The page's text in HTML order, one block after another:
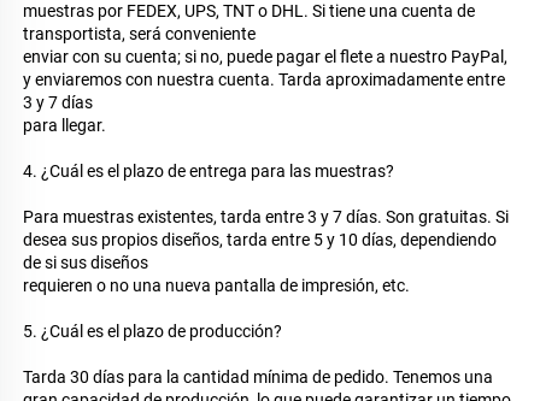
muestras por FEDEX, UPS, TNT o DHL. Si tiene una cuenta de
transportista, será conveniente
enviar con su cuenta; si no, puede pagar el flete a nuestro PayPal,
y enviaremos con nuestra cuenta. Tarda aproximadamente entre
3 y 7 días
para llegar.
4. ¿Cuál es el plazo de entrega para las muestras?
Para muestras existentes, tarda entre 3 y 7 días. Son gratuitas. Si
desea sus propios diseños, tarda entre 5 y 10 días, dependiendo
de si sus diseños
requieren o no una nueva pantalla de impresión, etc.
5. ¿Cuál es el plazo de producción?
Tarda 30 días para la cantidad mínima de pedido. Tenemos una